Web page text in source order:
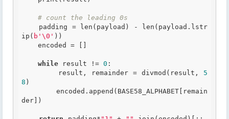
# count the leading 0s
ip( b'\0' ))
while result != 0 :
        result, remainder = divmod(result,
5
8 )
der])